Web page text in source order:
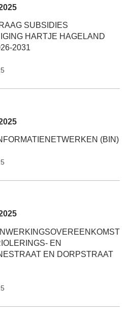
SUBSIDIES
HARTJE HAGELAND
2031
(BIN)
EN
EN DORPSTRAAT